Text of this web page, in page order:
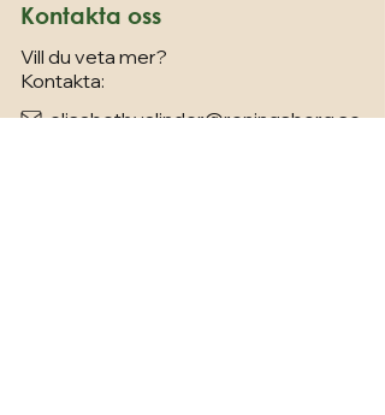
Kontakta oss
Vill du veta mer?
Kontakta:
elisabeth.valinder@reningsborg.se